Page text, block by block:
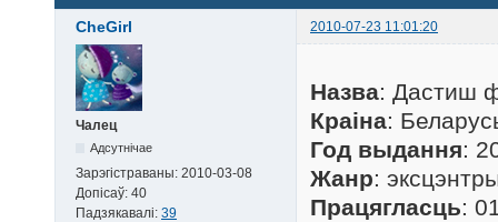
CheGirl 2010-07-23 11:01:20
Чалец
Адсутнічае
Зарэгістраваны: 2010-03-08
Допісаў: 40
Падзякавалі: 39
Назва: Дастиш
Краіна:
Год выдання:
Жанр:
Працягласць: